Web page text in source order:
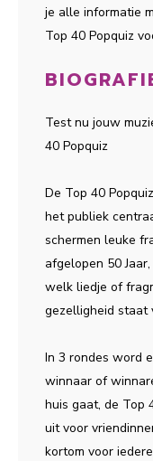
je alle informatie
Top 40 Popquiz
Test nu jouw
40 Popquiz
De Top 40
het publiek
schermen leuke
afgelopen 50
welk liedje of
gezelligheid staat
In 3 rondes word
winnaar of
huis gaat, de Top
uit voor
kortom voor